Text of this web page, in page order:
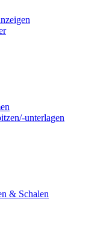
unterlagen
& Schalen